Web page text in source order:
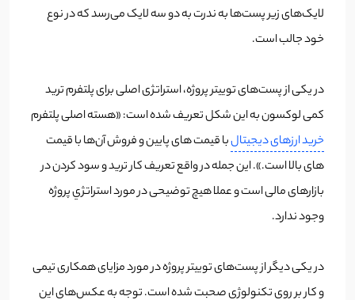
لایک‌های زیر پست‌ها به ندرت به دو سه لایک می‌رسد که در نوع
خود جالب است.
در یکی از پست‌های توییتر پروژه، استراتژی اصلی برای پلتفرم ترید
کمی لوکسون به این شکل تعریف شده است: «هسته اصلی پلتفرم
خرید ارزهای دیجیتالبا قیمت های پایین و فروش آن‌ها با قیمت
های بالا است.». این جمله در واقع تعریف کار ترید و سود کردن در
بازارهای مالی است و عملا هیچ توضیحی در مورد استراتژي پروژه
وجود ندارد.
در یکی دیگر از پست‌های توییتر پروژه در مورد مزایای همکاری تیمی
و کار بر روی تکنولوژی صحبت شده است. توجه به عکس‌های این